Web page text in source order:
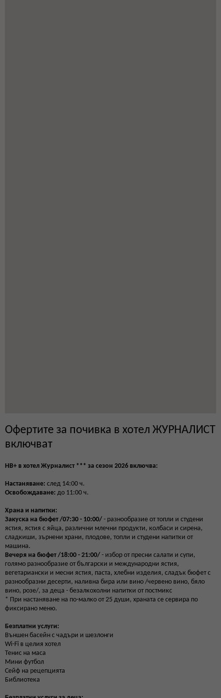
Офертите за почивка в хотел ЖУРНАЛИСТ
включват
HB+ в хотел Журналист *** за сезон 2026 включва:
Настаняване: след 14:00 ч.
Освобождаване: до 11:00 ч.
Храна и напитки:
Закуска на бюфет /07:30 - 10:00/ - разнообразие от топли и студени
ястия, ястия с яйца, различни млечни продукти, колбаси и сирена,
сладкиши, зърнени храни, плодове, топли и студени напитки от
машина.
Вечеря на бюфет /18:00 - 21:00/ - избор от пресни салати и супи,
голямо разнообразие от български и международни ястия,
вегетариански и месни ястия, паста, хлебни изделия, сладък бюфет с
разнообразни десерти, наливна бира или вино /червено вино, бяло
вино, розе/, за деца - безалкохолни напитки от постмикс
* При настаняване на по-малко от 25 души, храната се сервира по
фиксирано меню.
Безплатни услуги:
Външен басейн с чадъри и шезлонги
Wi-Fi в целия хотел
Тенис на маса
Мини футбол
Сейф на рецепцията
Библиотека